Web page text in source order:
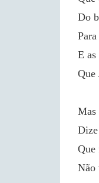
Do
E as
Que
Mas
Que
Não